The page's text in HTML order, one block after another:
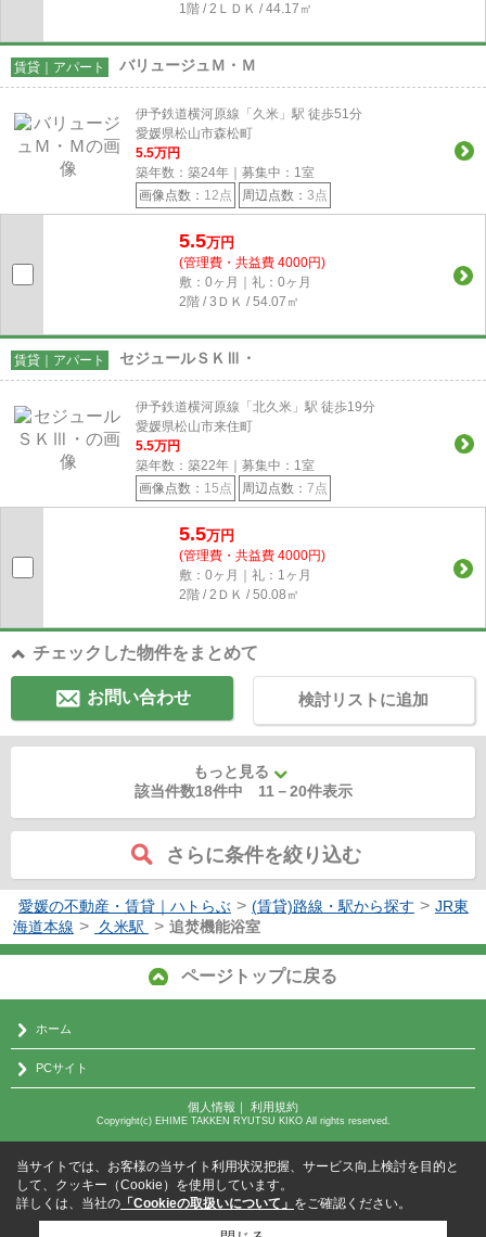
1階 / 2ＬＤＫ / 44.17㎡
賃貸｜アパート バリュージュＭ・Ｍ
伊予鉄道横河原線「久米」駅 徒歩51分
愛媛県松山市森松町
5.5万円
築年数：築24年｜募集中： 1室
画像点数： 12点 周辺点数： 3点
5.5万円
(管理費・共益費 4000円)
敷：0ヶ月｜礼：0ヶ月
2階 / 3ＤＫ / 54.07㎡
賃貸｜アパート セジュールＳＫⅢ・
伊予鉄道横河原線「北久米」駅 徒歩19分
愛媛県松山市来住町
5.5万円
築年数：築22年｜募集中： 1室
画像点数： 15点 周辺点数： 7点
5.5万円
(管理費・共益費 4000円)
敷：0ヶ月｜礼：1ヶ月
2階 / 2ＤＫ / 50.08㎡
チェックした物件をまとめて
お問い合わせ 検討リストに追加
もっと見る
該当件数18件中 11 －20件表示
さらに条件を絞り込む
愛媛の不動産・賃貸｜ハトらぶ > (賃貸)路線・駅から探す > JR東
海道本線 > 久米駅 > 追焚機能浴室
ページトップに戻る
ホーム
PCサイト
個人情報 ｜ 利用規約
Copyright(c) EHIME TAKKEN RYUTSU KIKO All rights reserved.
当サイトでは、お客様の当サイト利用状況把握、サービス向上検討を目的と
して、クッキー（Cookie）を使用しています。
詳しくは、当社の 「Cookieの取扱いについて」 をご確認ください。